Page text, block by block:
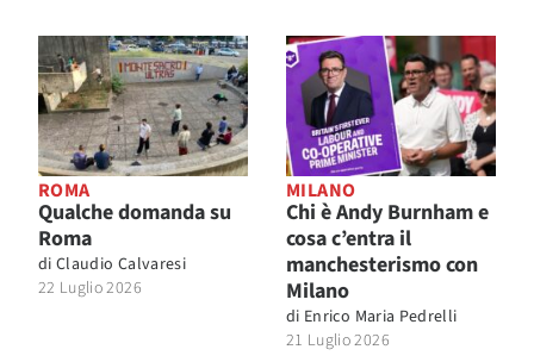
ROMA
Qualche domanda su
Roma
di Claudio Calvaresi
22 Luglio 2026
MILANO
Chi è Andy Burnham e
cosa c’entra il
manchesterismo con
Milano
di Enrico Maria Pedrelli
21 Luglio 2026